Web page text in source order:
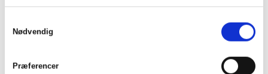
Nødvendig
Præferencer
FLM kan sammenkobles med jordvarmepumper uafhængigt
af effektstørrelsen.